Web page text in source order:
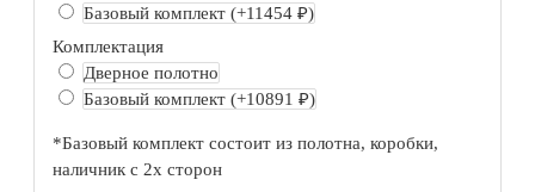
Базовый комплект (+11454 ₽)
Комплектация
Дверное полотно
Базовый комплект (+10891 ₽)
*Базовый комплект состоит из полотна, коробки,
наличник с 2х сторон